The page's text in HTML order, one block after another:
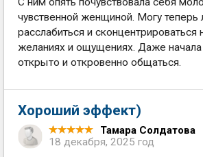
чувственной женщиной. Могу теперь
расслабиться и сконцентрироваться
желаниях и ощущениях. Даже
открыто и откровенно общаться.
Хороший эффект)
Тамара Солдатова
18 декабря, 2025 год